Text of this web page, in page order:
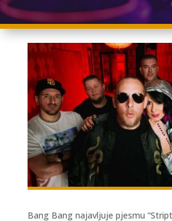
Bang Bang najavljuje pjesmu